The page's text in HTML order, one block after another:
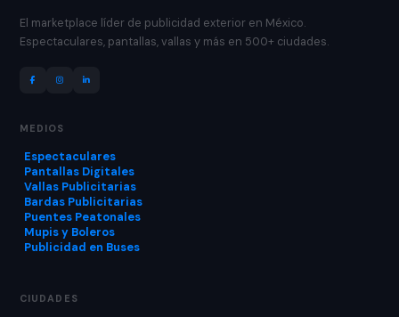
El marketplace líder de publicidad exterior en México.
Espectaculares, pantallas, vallas y más en 500+ ciudades.
MEDIOS
Espectaculares
Pantallas Digitales
Vallas Publicitarias
Bardas Publicitarias
Puentes Peatonales
Mupis y Boleros
Publicidad en Buses
CIUDADES